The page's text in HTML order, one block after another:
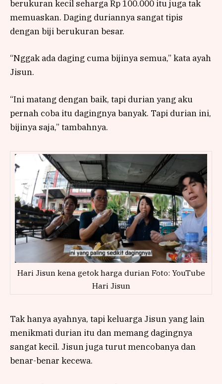
berukuran kecil seharga Rp 100.000 itu juga tak
memuaskan. Daging duriannya sangat tipis
dengan biji berukuran besar.
“Nggak ada daging cuma bijinya semua,” kata ayah
Jisun.
“Ini matang dengan baik, tapi durian yang aku
pernah coba itu dagingnya banyak. Tapi durian ini,
bijinya saja,” tambahnya.
Hari Jisun kena getok harga durian Foto: YouTube
Hari Jisun
Tak hanya ayahnya, tapi keluarga Jisun yang lain
menikmati durian itu dan memang dagingnya
sangat kecil. Jisun juga turut mencobanya dan
benar-benar kecewa.